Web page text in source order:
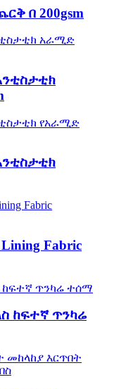
በ 200gsm
Fabric
ከፍተኛ ጥንካሬ